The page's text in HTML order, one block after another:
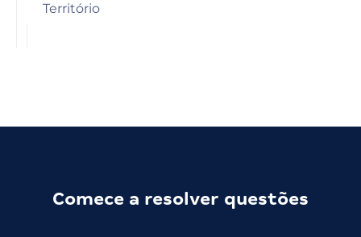
Território
Comece a resolver questões